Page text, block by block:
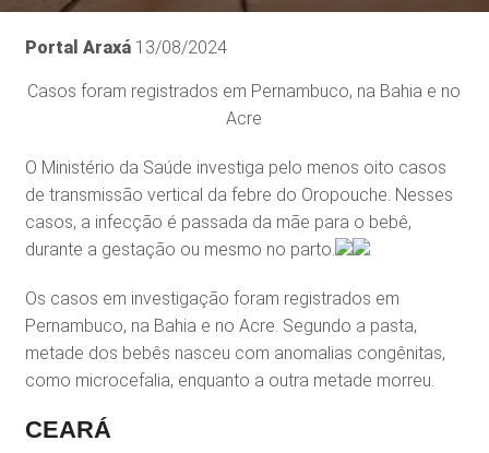
Portal Araxá 13/08/2024
Casos foram registrados em Pernambuco, na Bahia e no
Acre
O Ministério da Saúde investiga pelo menos oito casos
de transmissão vertical da febre do Oropouche. Nesses
casos, a infecção é passada da mãe para o bebê,
durante a gestação ou mesmo no parto.
Os casos em investigação foram registrados em
Pernambuco, na Bahia e no Acre. Segundo a pasta,
metade dos bebês nasceu com anomalias congênitas,
como microcefalia, enquanto a outra metade morreu.
CEARÁ